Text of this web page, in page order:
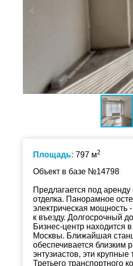
Площадь: 797 м2
Объект в базе №14798
Предлагается под
отделка. Панорамное
электрическая мощность
к въезду. Долгосрочный
Бизнес-центр находится
Москвы. Ближайшая
обеспечивается
энтузиастов, эти
Третьего транспортного